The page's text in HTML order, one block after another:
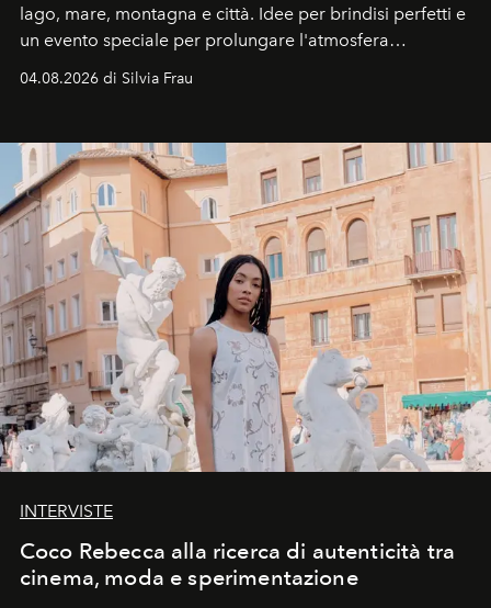
lago, mare, montagna e città. Idee per brindisi perfetti e
un evento speciale per prolungare l'atmosfera
04.08.2026 di Silvia Frau
INTERVISTE
Coco Rebecca alla ricerca di autenticità tra
cinema, moda e sperimentazione